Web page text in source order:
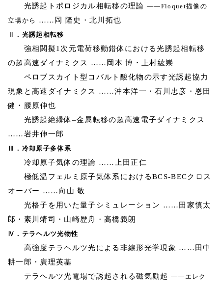
光誘起トポロジカル相転移の理論 ――Floquet描像の
立場から
……岡 隆史・北川拓也
Ⅱ．光誘起相転移
強相関擬1次元電荷移動錯体における光誘起相転移
の超高速ダイナミクス ……岡本 博・上村紘崇
ペロブスカイト型コバルト酸化物の示す光誘起協力
現象と高速ダイナミクス ……沖本洋一・石川忠彦・恩田
健・腰原伸也
光誘起絶縁体–金属転移の超高速電子ダイナミクス
……岩井伸一郎
Ⅲ．冷却原子多体系
冷却原子気体の理論 ……上田正仁
極低温フェルミ原子気体系におけるBCS-BECクロス
オーバー ……向山 敬
光格子を用いた量子シミュレーション ……田家慎太
郎・素川靖司・山崎歴舟・高橋義朗
Ⅳ．テラヘルツ光物性
高強度テラヘルツ光による非線形光学現象 ……田中
耕一郎・廣理英基
テラヘルツ光電場で誘起される磁気励起 ――エレク